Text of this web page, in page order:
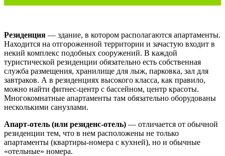
Резиденция — здание, в котором располагаются апартаменты.
Находится на отгороженной территории и зачастую входит в
некий комплекс подобных сооружений. В каждой
туристической резиденции обязательно есть собственная
служба размещения, хранилище для лыж, парковка, зал для
завтраков. А в резиденциях высокого класса, как правило,
можно найти фитнес-центр с бассейном, центр красоты.
Многокомнатные апартаменты там обязательно оборудованы
несколькими санузлами.
Апарт-отель (или резиденс-отель) — отличается от обычной
резиденции тем, что в нем расположены не только
апартаменты (квартиры-номера с кухней), но и обычные
«отельные» номера.